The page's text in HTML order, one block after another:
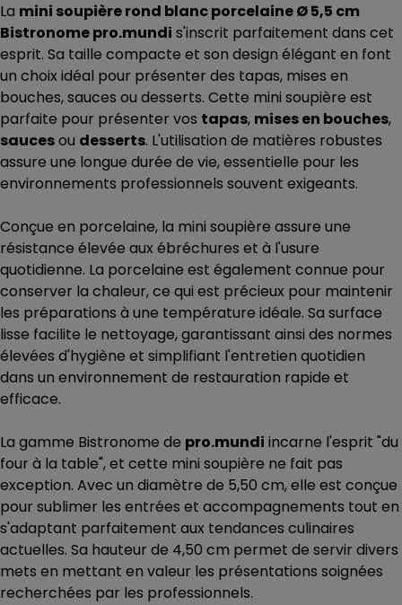
La mini soupière rond blanc porcelaine Ø 5,5 cm
Bistronome pro.mundi s'inscrit parfaitement dans cet
esprit. Sa taille compacte et son design élégant en font
un choix idéal pour présenter des tapas, mises en
bouches, sauces ou desserts. Cette mini soupière est
parfaite pour présenter vos tapas, mises en bouches,
saucesou desserts. L'utilisation de matières robustes
assure une longue durée de vie, essentielle pour les
environnements professionnels souvent exigeants.
Conçue en porcelaine, la mini soupière assure une
résistance élevée aux ébréchures et à l'usure
quotidienne. La porcelaine est également connue pour
conserver la chaleur, ce qui est précieux pour maintenir
les préparations à une température idéale. Sa surface
lisse facilite le nettoyage, garantissant ainsi des normes
élevées d'hygiène et simplifiant l'entretien quotidien
dans un environnement de restauration rapide et
efficace.
La gamme Bistronome de pro.mundi incarne l'esprit "du
four à la table", et cette mini soupière ne fait pas
exception. Avec un diamètre de 5,50 cm, elle est conçue
pour sublimer les entrées et accompagnements tout en
s'adaptant parfaitement aux tendances culinaires
actuelles. Sa hauteur de 4,50 cm permet de servir divers
mets en mettant en valeur les présentations soignées
recherchées par les professionnels.